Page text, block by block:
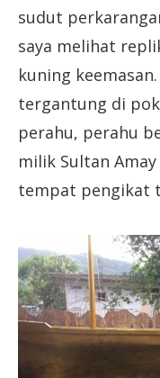
sudut
saya melihat
kuning
tergantung di
perahu, perahu
milik Sultan
tempat pengikat